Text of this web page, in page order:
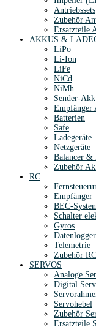
Antriebssets
Zubehör
Ersatzteile
AKKUS &
LiPo
Li-Ion
LiFe
NiCd
NiMh
Sender-
Empfänger
Batterien
Safe
Ladegeräte
Netzgeräte
Balancer &
Zubehör
RC
Empfänger
BEC-
Schalter
Gyros
Datenlogger
Telemetrie
Zubehör RC
SERVOS
Analoge
Digital
Servohebel
Zubehör
Ersatzteile